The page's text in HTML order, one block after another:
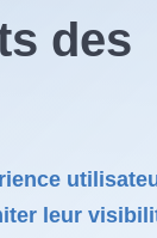
des
leur